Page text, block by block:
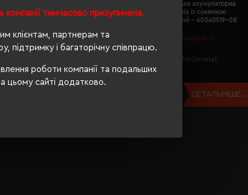
компанії тимчасово призупинена.
клієнтам, партнерам та
підтримку і багаторічну співпрацю.
роботи компанії та подальших
цьому сайті додатково.
кольорів: 1
настільна TheGeneral Libra
- 40040419-08
Кількість кольорів: 1
Модель:
40040519(TheGeneral)
Лампа настільна акумуляторна
TheGeneral Vela із сонячною
батареєю білий - 40040519-08
ДЕТАЛЬНІШЕ...